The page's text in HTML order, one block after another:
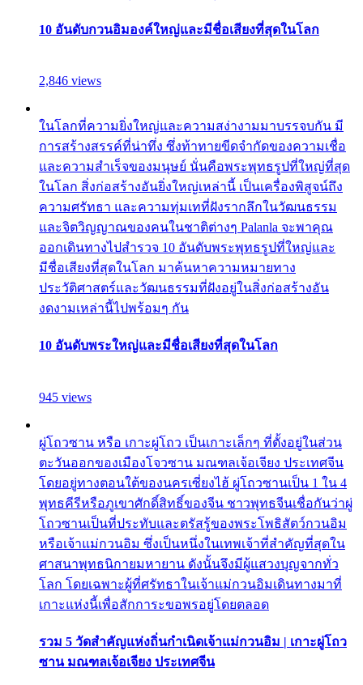
10 อันดับกวนอิมองค์ใหญ่และมีชื่อเสียงที่สุดในโลก
2,846 views
ในโลกที่ความยิ่งใหญ่และความสง่างามมาบรรจบกัน มี
การสร้างสรรค์ที่น่าทึ่ง ซึ่งท้าทายขีดจำกัดของความเชื่อ
และความสำเร็จของมนุษย์ นั่นคือพระพุทธรูปที่ใหญ่ที่สุด
ในโลก สิ่งก่อสร้างอันยิ่งใหญ่เหล่านี้ เป็นเครื่องพิสูจน์ถึง
ความศรัทธา และความทุ่มเทที่ฝังรากลึกในวัฒนธรรม
และจิตวิญญาณของคนในชาติต่างๆ Palanla จะพาคุณ
ออกเดินทางไปสำรวจ 10 อันดับพระพุทธรูปที่ใหญ่และ
มีชื่อเสียงที่สุดในโลก มาค้นหาความหมายทาง
ประวัติศาสตร์และวัฒนธรรมที่ฝังอยู่ในสิ่งก่อสร้างอัน
งดงามเหล่านี้ไปพร้อมๆ กัน
10 อันดับพระใหญ่และมีชื่อเสียงที่สุดในโลก
945 views
ผู่โถวซาน หรือ เกาะผู่โถว เป็นเกาะเล็กๆ ที่ตั้งอยู่ในส่วน
ตะวันออกของเมืองโจวซาน มณฑลเจ้อเจียง ประเทศจีน
โดยอยู่ทางตอนใต้ของนครเซี่ยงไฮ้ ผู่โถวซานเป็น 1 ใน 4
พุทธคีรีหรือภูเขาศักดิ์สิทธิ์ของจีน ชาวพุทธจีนเชื่อกันว่าผู่
โถวซานเป็นที่ประทับและตรัสรู้ของพระโพธิสัตว์กวนอิม
หรือเจ้าแม่กวนอิม ซึ่งเป็นหนึ่งในเทพเจ้าที่สำคัญที่สุดใน
ศาสนาพุทธนิกายมหายาน ดังนั้นจึงมีผู้แสวงบุญจากทั่ว
โลก โดยเฉพาะผู้ที่ศรัทธาในเจ้าแม่กวนอิมเดินทางมาที่
เกาะแห่งนี้เพื่อสักการะขอพรอยู่โดยตลอด
รวม 5 วัดสำคัญแห่งถิ่นกำเนิดเจ้าแม่กวนอิม | เกาะผู่โถว
ซาน มณฑลเจ้อเจียง ประเทศจีน